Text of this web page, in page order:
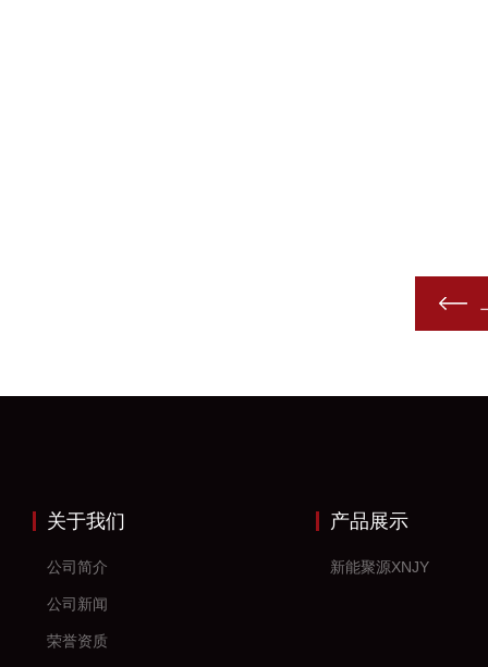
关于我们
公司简介
公司新闻
荣誉资质
产品展示
新能聚源XNJY